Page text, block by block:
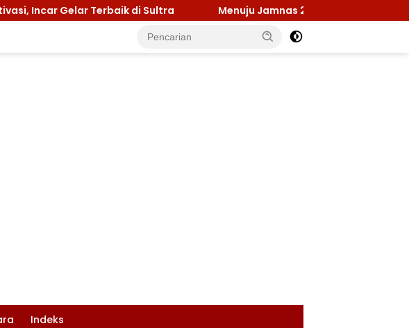
Terbaik di Sultra Menuju Jamnas 2026, Ketua Kwarcab Konawe
Indeks